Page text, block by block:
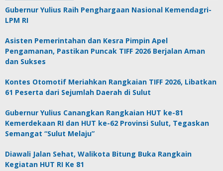
Gubernur Yulius Raih Penghargaan Nasional Kemendagri-
LPM RI
Asisten Pemerintahan dan Kesra Pimpin Apel
Pengamanan, Pastikan Puncak TIFF 2026 Berjalan Aman
dan Sukses
Kontes Otomotif Meriahkan Rangkaian TIFF 2026, Libatkan
61 Peserta dari Sejumlah Daerah di Sulut
Gubernur Yulius Canangkan Rangkaian HUT ke-81
Kemerdekaan RI dan HUT ke-62 Provinsi Sulut, Tegaskan
Semangat “Sulut Melaju”
Diawali Jalan Sehat, Walikota Bitung Buka Rangkain
Kegiatan HUT RI Ke 81